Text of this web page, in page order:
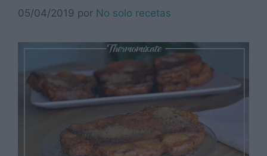
05/04/2019 por No solo recetas